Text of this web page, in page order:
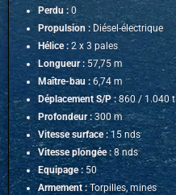
Perdu : 0
Propulsion : Diésel-électrique
Hélice : 2 x 3 pales
Longueur : 57,75 m
Maître-bau : 6,74 m
Déplacement S/P :860 / 1.040 t
Profondeur :300 m
Vitesse surface :15 nds
Vitesse plongée :8 nds
Equipage :50
Armement :Torpilles, mines